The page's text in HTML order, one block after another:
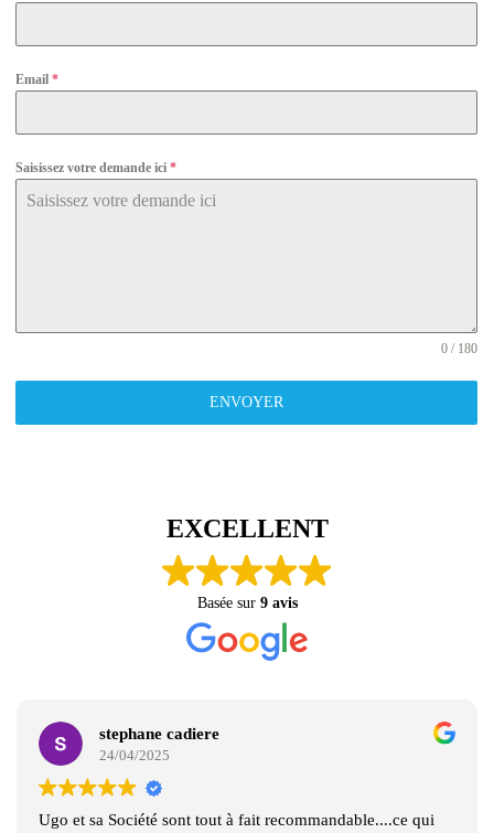
Email*
Saisissez votre demande ici*
0 / 180
ENVOYER
EXCELLENT
Basée sur 9 avis
stephane cadiere
24/04/2025
Ugo et sa Société sont tout à fait recommandable....ce qui